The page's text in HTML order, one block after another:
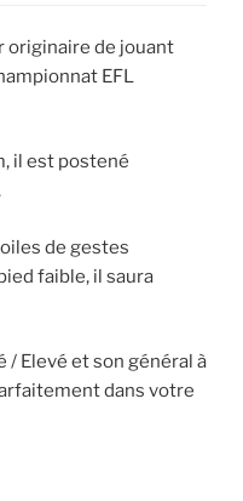
originaire de jouant
EFL
il est postené
de gestes
faible, il saura
/ Elevé et son général à
dans votre